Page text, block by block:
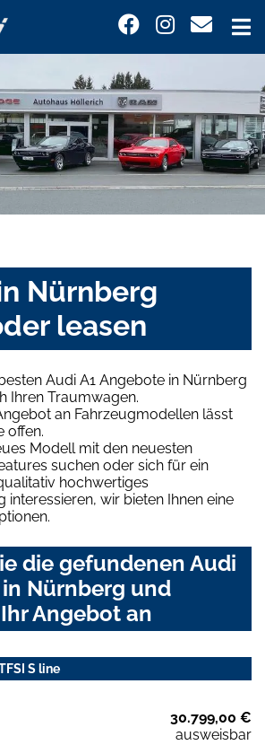
Nürnberg
leasen
Audi A1 Angebote in Nürnberg
Ihren Traumwagen.
an Fahrzeugmodellen lässt
offen.
Modell mit den neuesten
suchen oder sich für ein
hochwertiges
interessieren, wir bieten Ihnen eine
die gefundenen Audi
Nürnberg und
Angebot an
S line
30.799,00 €
ausweisbar